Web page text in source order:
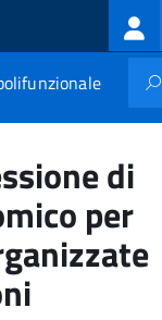
di
per